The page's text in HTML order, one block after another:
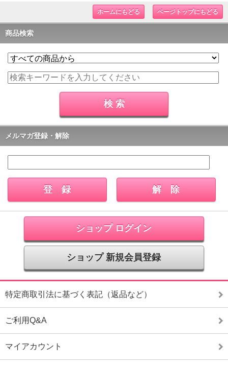
ホームにもどる ページトップにもどる
商品検索
メルマガ登録・解除
ショップ ログイン
ショップ 新規会員登録
特定商取引法に基づく表記（返品など）
ご利用Q&A
マイアカウント